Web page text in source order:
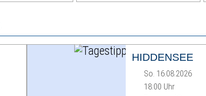
HIDDENSEE
So. 16.08.2026
18:00 Uhr